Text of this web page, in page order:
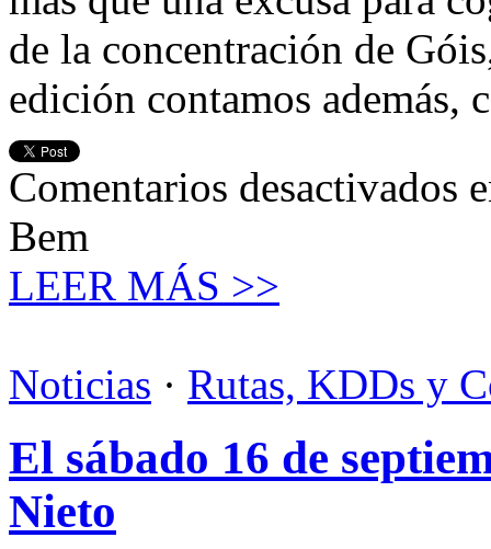
de la concentración de
edición contamos
Comentarios desactivados
Bem
LEER MÁS >>
Noticias · Rutas, KDDs y
El sábado 16 de
Nieto